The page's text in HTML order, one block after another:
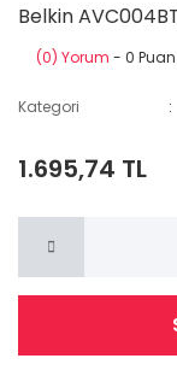
Belkin
(0) Yorum - 0 Puan
Kategori
1.695,74 TL